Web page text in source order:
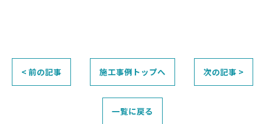
< 前の記事 施工事例トップへ 次の記事 >
一覧に戻る